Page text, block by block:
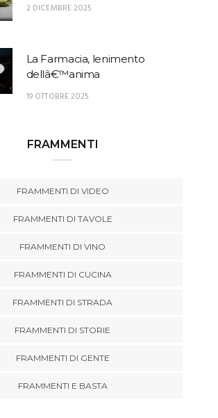
2 DICEMBRE 2025
La Farmacia, lenimento
dellâ€™anima
19 OTTOBRE 2025
FRAMMENTI
FRAMMENTI DI VIDEO
FRAMMENTI DI TAVOLE
FRAMMENTI DI VINO
FRAMMENTI DI CUCINA
FRAMMENTI DI STRADA
FRAMMENTI DI STORIE
FRAMMENTI DI GENTE
FRAMMENTI E BASTA